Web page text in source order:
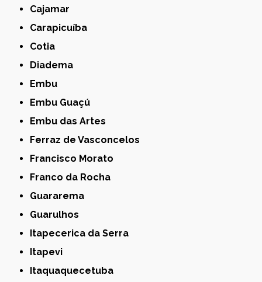
Cajamar
Carapicuíba
Cotia
Diadema
Embu
Embu Guaçú
Embu das Artes
Ferraz de Vasconcelos
Francisco Morato
Franco da Rocha
Guararema
Guarulhos
Itapecerica da Serra
Itapevi
Itaquaquecetuba